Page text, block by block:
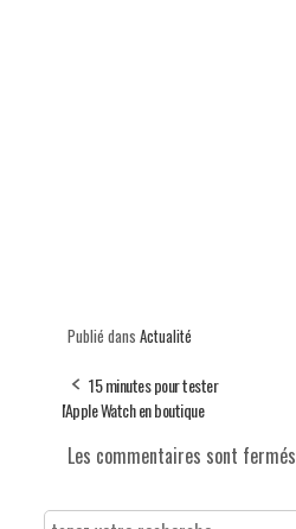
Publié dans Actualité
15 minutes pour tester
l'Apple Watch en boutique
Les commentaires sont fermés